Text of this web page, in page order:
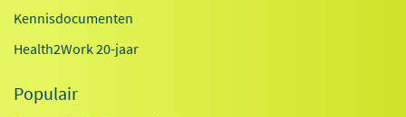
Kennisdocumenten
Health2Work 20-jaar
Populair